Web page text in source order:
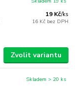
19 Kč/ks
16 Kč bez DPH
Zvolit variantu
Skladem > 20 ks